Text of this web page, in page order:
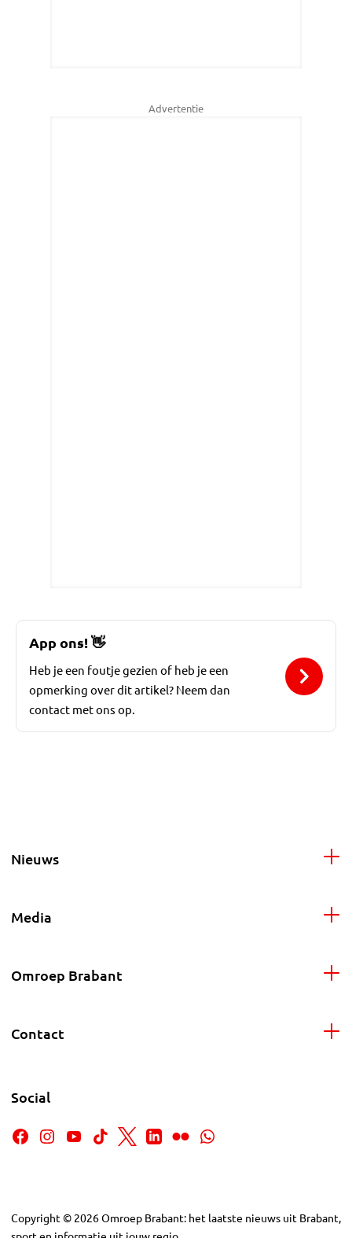
Advertentie
App ons!👋
Heb je een foutje gezien of heb je een
opmerking over dit artikel? Neem dan
contact met ons op.
Nieuws
Media
Omroep Brabant
Contact
Social
Copyright © 2026Omroep Brabant: het laatste nieuws uit Brabant,